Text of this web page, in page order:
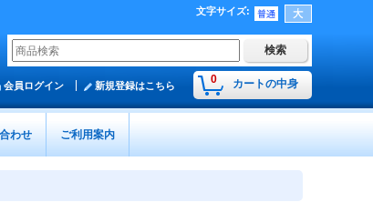
文字サイズ:
0 カートの中身
会員ログイン 新規登録はこちら
わせ ご利用案内